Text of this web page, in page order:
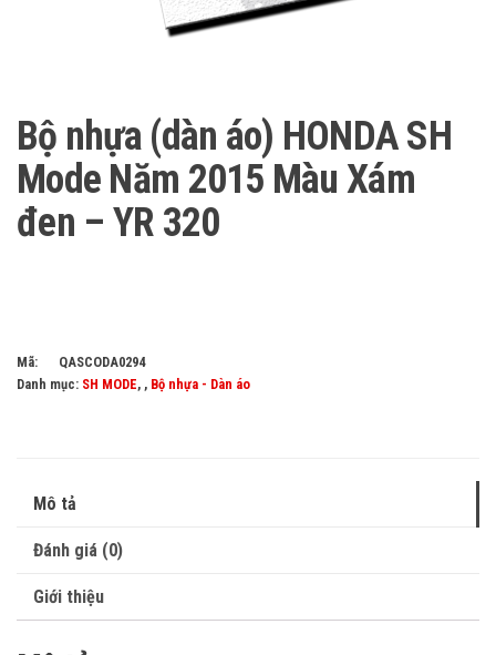
Bộ nhựa (dàn áo) HONDA SH
Mode Năm 2015 Màu Xám
đen – YR 320
Mã:
QASCODA0294
Danh mục: SH MODE, , Bộ nhựa - Dàn áo
Mô tả
Đánh giá (0)
Giới thiệu